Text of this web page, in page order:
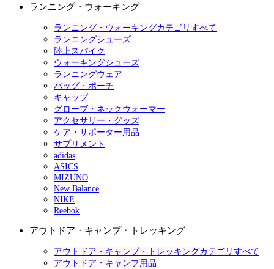
ランニング・ウォーキング
ランニング・ウォーキングカテゴリすべて
ランニングシューズ
陸上スパイク
ウォーキングシューズ
ランニングウェア
バッグ・ポーチ
キャップ
グローブ・ネックウォーマー
アクセサリー・グッズ
ケア・サポーター用品
サプリメント
adidas
ASICS
MIZUNO
New Balance
NIKE
Reebok
アウトドア・キャンプ・トレッキング
アウトドア・キャンプ・トレッキングカテゴリすべて
アウトドア・キャンプ用品